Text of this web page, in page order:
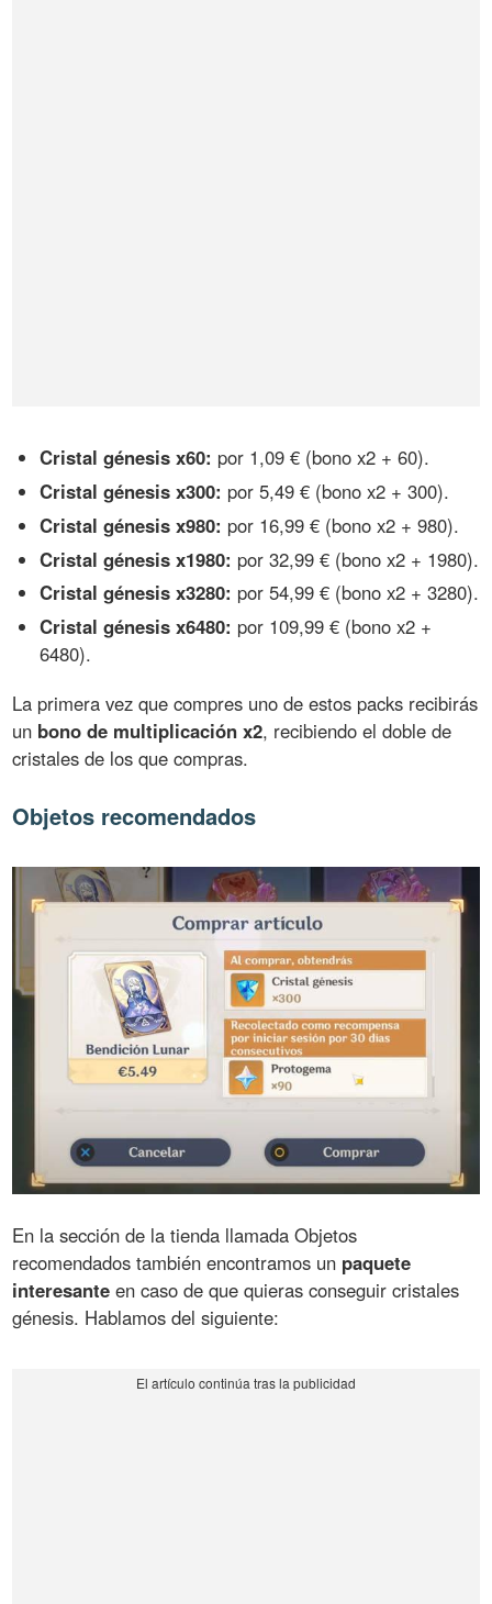
Cristal génesis x60: por 1,09 € (bono x2 + 60).
Cristal génesis x300: por 5,49 € (bono x2 + 300).
Cristal génesis x980: por 16,99 € (bono x2 + 980).
Cristal génesis x1980: por 32,99 € (bono x2 + 1980).
Cristal génesis x3280: por 54,99 € (bono x2 + 3280).
Cristal génesis x6480: por 109,99 € (bono x2 +
6480).
La primera vez que compres uno de estos packs recibirás
un bono de multiplicación x2, recibiendo el doble de
cristales de los que compras.
Objetos recomendados
En la sección de la tienda llamada Objetos
recomendados también encontramos un paquete
interesante en caso de que quieras conseguir cristales
génesis. Hablamos del siguiente: